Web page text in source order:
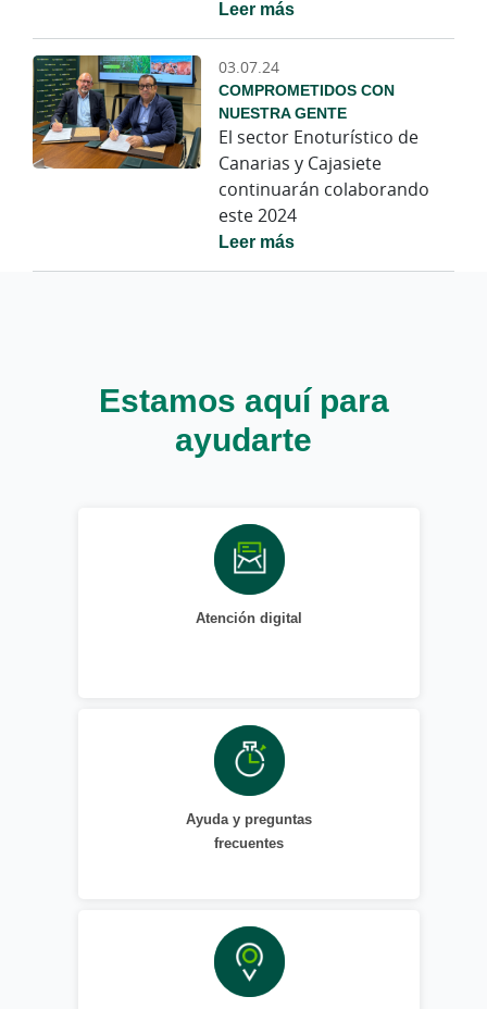
Leer más
03.07.24
COMPROMETIDOS CON
NUESTRA GENTE
El sector Enoturístico de
Canarias y Cajasiete
continuarán colaborando
este 2024
Leer más
Estamos aquí para
ayudarte
Atención digital
Ayuda y preguntas
frecuentes